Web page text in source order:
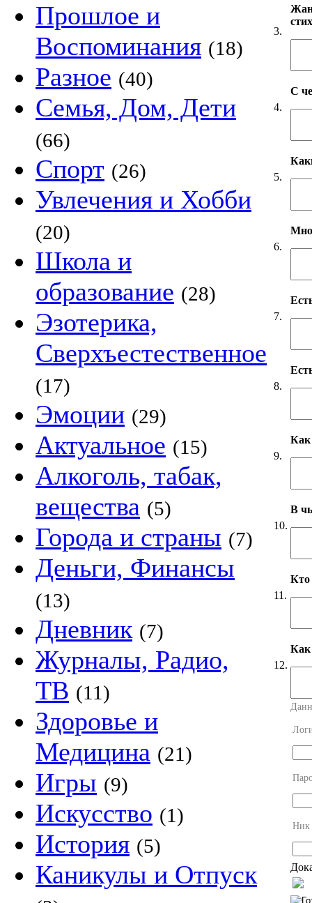
Прошлое и
Воспоминания (18)
Разное (40)
Семья, Дом, Дети
(66)
Спорт (26)
Увлечения и Хобби
(20)
Школа и
образование (28)
Эзотерика,
Сверхъестественное
(17)
Эмоции (29)
Актуальное (15)
Алкоголь, табак,
вещества (5)
Города и страны (7)
Деньги, Финансы
(13)
Дневник (7)
Журналы, Радио,
ТВ (11)
Здоровье и
Медицина (21)
Игры (9)
Искусство (1)
История (5)
Каникулы и Отпуск
3.
4.
С
5.
6.
7.
8.
9.
Как
10.
В
11.
Кто
12.
Как
Ник